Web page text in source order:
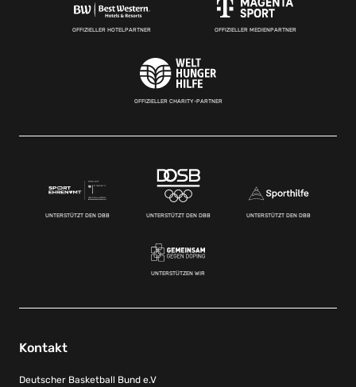
OFFIZIELLER HOTELPARTNER OFFIZIELLER MEDIENPARTNER
OFFIZIELLER CHARITY-PARTNER
UNTERSTÜTZT DEN DBB UNTERSTÜTZT DEN DBB UNTERSTÜTZT DEN DBB
UNTERSTÜTZEN WIR
Kontakt
Deutscher Basketball Bund e.V